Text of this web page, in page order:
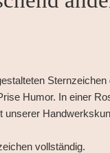
Sternzeichen
Humor. In einer
unserer
vollständig.